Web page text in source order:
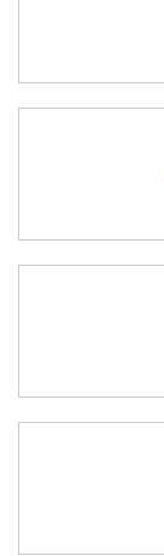
Un caracter
Al abrir una